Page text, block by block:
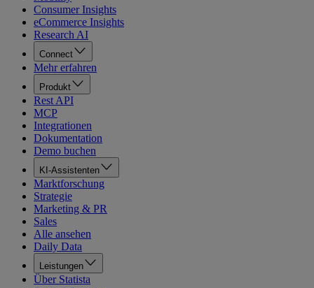
Consumer Insights
eCommerce Insights
Research AI
Connect
Mehr erfahren
Produkt
Rest API
MCP
Integrationen
Dokumentation
Demo buchen
KI-Assistenten
Marktforschung
Strategie
Marketing & PR
Sales
Alle ansehen
Daily Data
Leistungen
Über Statista